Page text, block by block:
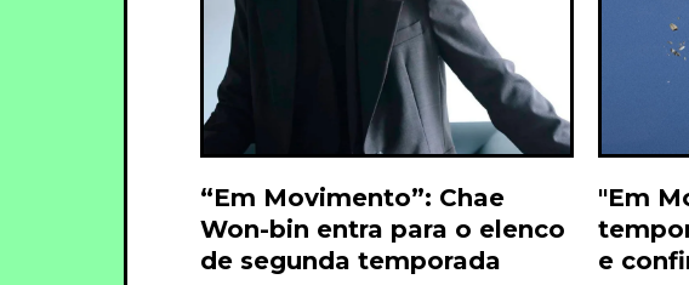
“Em Movimento”: Chae
Won-bin entra para o elenco
de segunda temporada
"Em
e